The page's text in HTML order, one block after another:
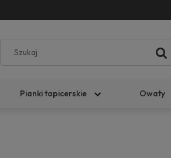
Pianki tapicerskie Owaty